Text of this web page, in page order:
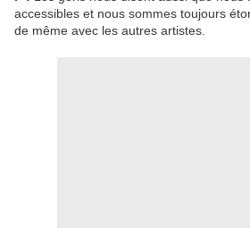
accessibles et nous sommes toujours
de même avec les autres artistes.